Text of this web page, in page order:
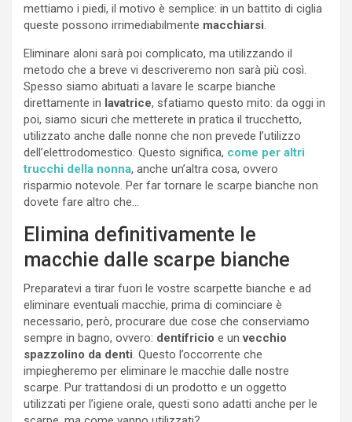
mettiamo i piedi, il motivo è semplice: in un battito di ciglia
queste possono irrimediabilmente macchiarsi.
Eliminare aloni sarà poi complicato, ma utilizzando il
metodo che a breve vi descriveremo non sarà più così.
Spesso siamo abituati a lavare le scarpe bianche
direttamente in lavatrice, sfatiamo questo mito: da oggi in
poi, siamo sicuri che metterete in pratica il trucchetto,
utilizzato anche dalle nonne che non prevede l’utilizzo
dell’elettrodomestico. Questo significa, come per altri
trucchi della nonna, anche un’altra cosa, ovvero
risparmio notevole. Per far tornare le scarpe bianche non
dovete fare altro che…
Elimina definitivamente le
macchie dalle scarpe bianche
Preparatevi a tirar fuori le vostre scarpette bianche e ad
eliminare eventuali macchie, prima di cominciare è
necessario, però, procurare due cose che conserviamo
sempre in bagno, ovvero: dentifricio e unvecchio
spazzolino da denti. Questo l’occorrente che
impiegheremo per eliminare le macchie dalle nostre
scarpe. Pur trattandosi di un prodotto e un oggetto
utilizzati per l’igiene orale, questi sono adatti anche per le